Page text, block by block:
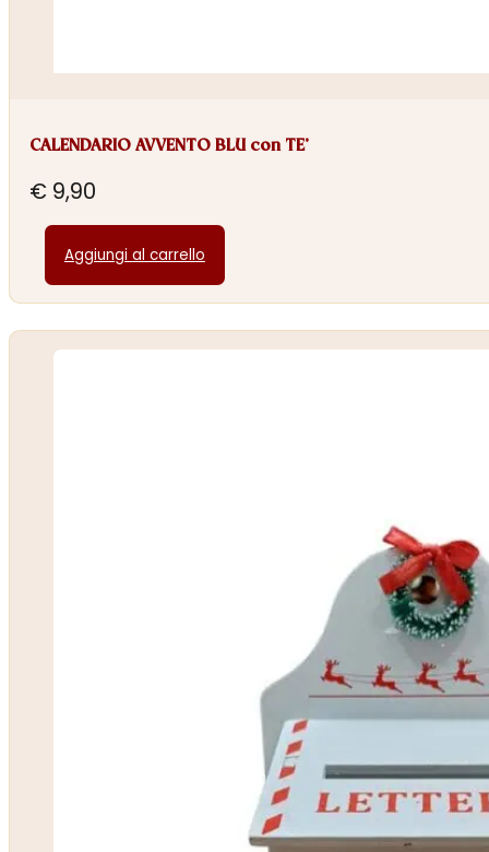
CALENDARIO AVVENTO BLU con TE’
€ 9,90
Aggiungi al carrello